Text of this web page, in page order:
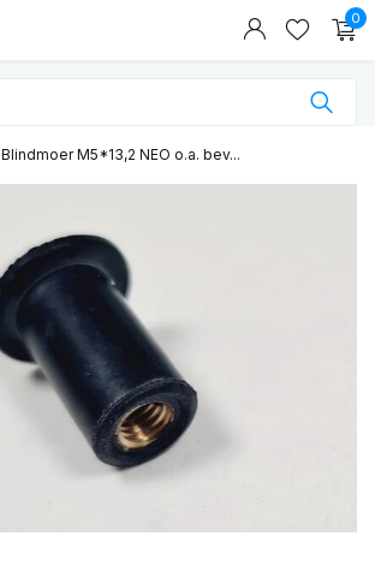
0
Blindmoer M5*13,2 NEO o.a. bev...